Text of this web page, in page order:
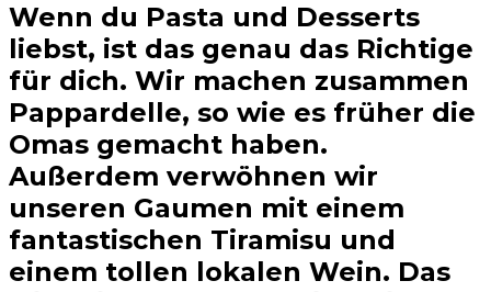
Wenn du Pasta und Desserts
liebst, ist das genau das Richtige
für dich. Wir machen zusammen
Pappardelle, so wie es früher die
Omas gemacht haben.
Außerdem verwöhnen wir
unseren Gaumen mit einem
fantastischen Tiramisu und
einem tollen lokalen Wein. Das